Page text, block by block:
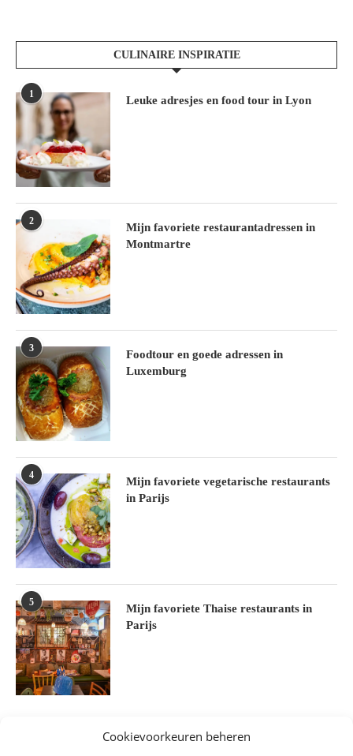
Cookievoorkeuren beheren
CULINAIRE INSPIRATIE
1
Leuke adresjes en food tour in Lyon
2
Mijn favoriete restaurantadressen in
Montmartre
3
Foodtour en goede adressen in
Luxemburg
4
Mijn favoriete vegetarische restaurants
in Parijs
5
Mijn favoriete Thaise restaurants in
Parijs